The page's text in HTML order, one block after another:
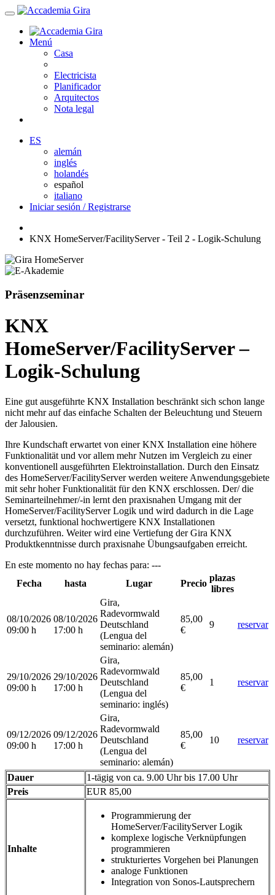
Menú
Casa
Electricista
Planificador
Arquitectos
Nota legal
ES
alemán
inglés
holandés
español
italiano
Iniciar sesión / Registrarse
KNX HomeServer/FacilityServer - Teil 2 - Logik-Schulung
Präsenzseminar
KNX
HomeServer/FacilityServer –
Logik-Schulung
Eine gut ausgeführte KNX Installation beschränkt sich schon lange
nicht mehr auf das einfache Schalten der Beleuchtung und Steuern
der Jalousien.
Ihre Kundschaft erwartet von einer KNX Installation eine höhere
Funktionalität und vor allem mehr Nutzen im Vergleich zu einer
konventionell ausgeführten Elektroinstallation. Durch den Einsatz
des HomeServer/FacilityServer werden weitere Anwendungsgebiete
mit sehr hoher Funktionalität für den KNX erschlossen. Der/ die
Seminarteilnehmer/-in lernt den praxisnahen Umgang mit der
HomeServer/FacilityServer Logik und wird dadurch in die Lage
versetzt, funktional hochwertigere KNX Installationen
durchzuführen. Weiter wird eine Vertiefung der Gira KNX
Produktkenntnisse durch praxisnahe Übungsaufgaben erreicht.
En este momento no hay fechas para: ---
Fecha
hasta Lugar Precio
plazas
libres
08/10/2026
09:00 h
08/10/2026
17:00 h
Gira,
Radevormwald
Deutschland
(Lengua del
seminario: alemán)
85,00
€
9 reservar
29/10/2026
09:00 h
29/10/2026
17:00 h
Gira,
Radevormwald
Deutschland
(Lengua del
seminario: inglés)
85,00
€
1 reservar
09/12/2026
09:00 h
09/12/2026
17:00 h
Gira,
Radevormwald
Deutschland
(Lengua del
seminario: alemán)
85,00
€
10 reservar
Dauer
1-tägig von ca. 9.00 Uhr bis 17.00 Uhr
Preis
EUR 85,00
Inhalte
Programmierung der
HomeServer/FacilityServer Logik
komplexe logische Verknüpfungen
programmieren
strukturiertes Vorgehen bei Planungen
analoge Funktionen
Integration von Sonos-Lautsprechern